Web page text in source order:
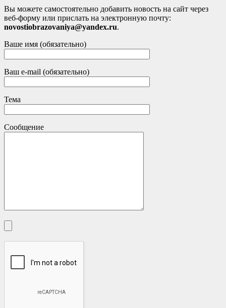
Вы можете самостоятельно добавить новость на сайт через
веб-форму или прислать на электронную почту:
novostiobrazovaniya@yandex.ru.
Ваше имя (обязательно)
Ваш e-mail (обязательно)
Тема
Сообщение